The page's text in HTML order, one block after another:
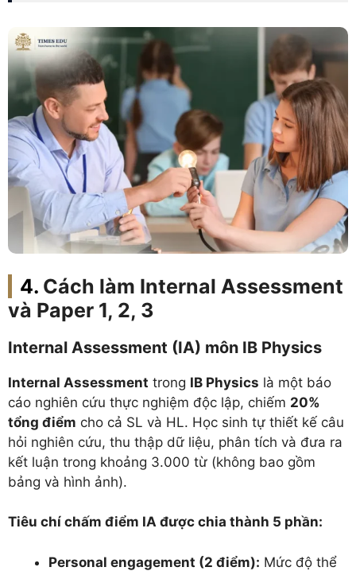
Cách làm Internal Assessment
và Paper 1, 2, 3
Internal Assessment (IA) môn IB Physics
Internal Assessment trong IB Physics là một báo
cáo nghiên cứu thực nghiệm độc lập, chiếm 20%
tổng điểm cho cả SL và HL. Học sinh tự thiết kế câu
hỏi nghiên cứu, thu thập dữ liệu, phân tích và đưa ra
kết luận trong khoảng 3.000 từ (không bao gồm
bảng và hình ảnh).
Tiêu chí chấm điểm IA được chia thành 5 phần:
Personal engagement (2 điểm): Mức độ thể